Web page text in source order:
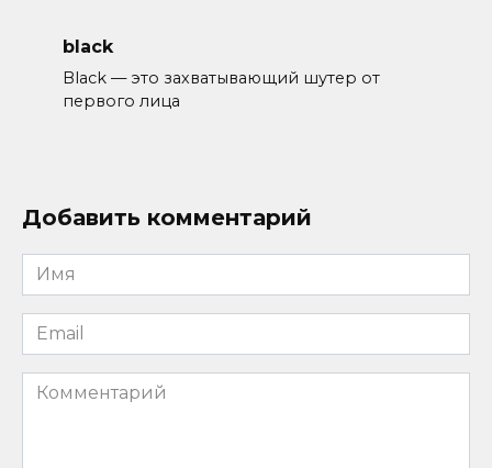
black
Black — это захватывающий шутер от
первого лица
Добавить комментарий
Имя
*
Email
*
Комментарий